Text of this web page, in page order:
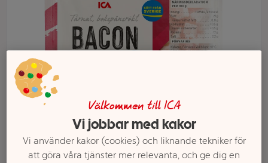
Välkommen till ICA
Vi jobbar med kakor
Vi använder kakor (cookies) och liknande tekniker för
att göra våra tjänster mer relevanta, och ge dig en